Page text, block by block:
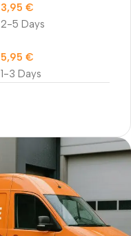
2-5 Days
3,95 €
1-3 Days
5,95 €